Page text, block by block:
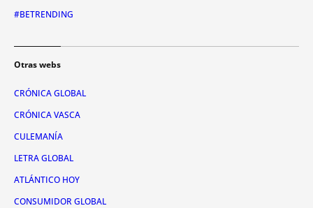
#BETRENDING
Otras webs
CRÓNICA GLOBAL
CRÓNICA VASCA
CULEMANÍA
LETRA GLOBAL
ATLÁNTICO HOY
CONSUMIDOR GLOBAL